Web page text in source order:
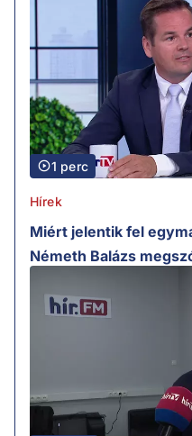
1 perc
Hírek
Miért jelentik fel
Németh Balázs